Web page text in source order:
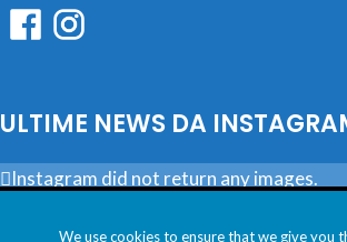
ULTIME NEWS DA
Instagram did not return any images.
migliore esperienza sul nostro sito. Se
We use cookies to ensure that we give you